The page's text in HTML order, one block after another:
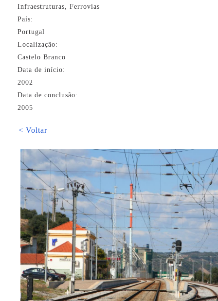
Infraestruturas, Ferrovias
País:
Portugal
Localização:
Castelo Branco
Data de início:
2002
Data de conclusão:
2005
< Voltar